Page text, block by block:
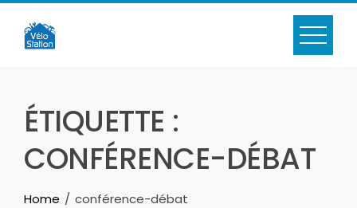
Skip
content
ÉTIQUETTE :
CONFÉRENCE-DÉBAT
Home conférence-débat